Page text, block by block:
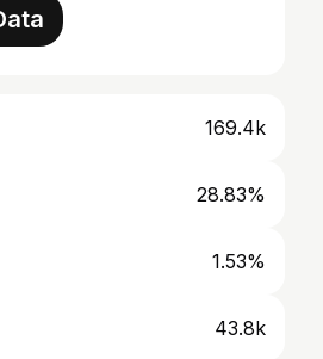
169.4k
28.83%
1.53%
43.8k